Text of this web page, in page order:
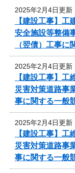
2025年2月4日更新
【建設工事】
安全施設等整備
（翌債）工事に
2025年2月4日更新
【建設工事】
災害対策道路事
事に関する一般
2025年2月4日更新
【建設工事】
災害対策道路事
事に関する一般